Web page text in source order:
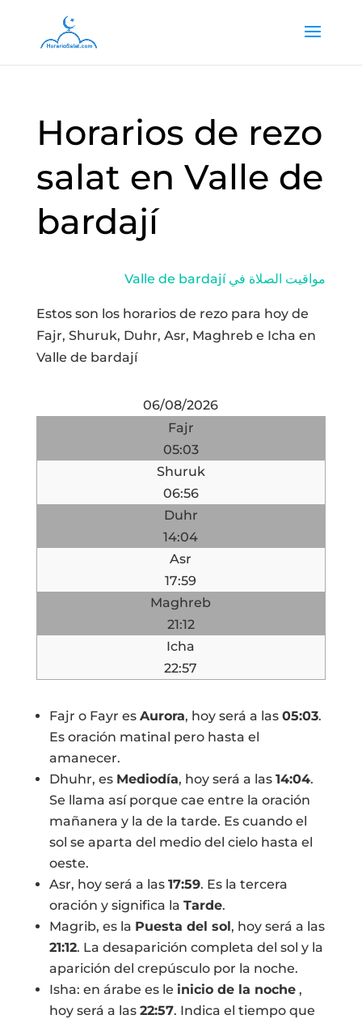
Horarios de rezo
salat en Valle de
bardají
Valle de bardají مواقيت الصلاة في
Estos son los horarios de rezo para hoy de
Fajr, Shuruk, Duhr, Asr, Maghreb e Icha en
Valle de bardají
06/08/2026
Fajr
05:03
Shuruk
06:56
Duhr
14:04
Asr
17:59
Maghreb
21:12
Icha
22:57
Fajr o Fayr es Aurora, hoy será a las 05:03.
Es oración matinal pero hasta el
amanecer.
Dhuhr, es Mediodía, hoy será a las 14:04.
Se llama así porque cae entre la oración
mañanera y la de la tarde. Es cuando el
sol se aparta del medio del cielo hasta el
oeste.
Asr, hoy será a las 17:59. Es la tercera
oración y significa la Tarde.
Magrib, es la Puesta del sol, hoy será a las
21:12. La desaparición completa del sol y la
aparición del crepúsculo por la noche.
Isha: en árabe es le inicio de la noche,
hoy será a las 22:57. Indica el tiempo que